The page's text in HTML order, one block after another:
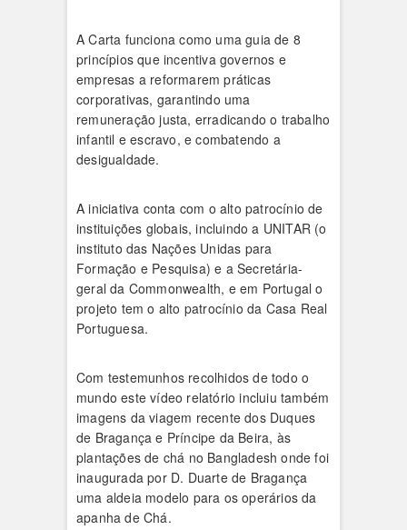
A Carta funciona como uma guia de 8
princípios que incentiva governos e
empresas a reformarem práticas
corporativas, garantindo uma
remuneração justa, erradicando o trabalho
infantil e escravo, e combatendo a
desigualdade.
A iniciativa conta com o alto patrocínio de
instituições globais, incluindo a UNITAR (o
instituto das Nações Unidas para
Formação e Pesquisa) e a Secretária-
geral da Commonwealth, e em Portugal o
projeto tem o alto patrocínio da Casa Real
Portuguesa.
Com testemunhos recolhidos de todo o
mundo este vídeo relatório incluiu também
imagens da viagem recente dos Duques
de Bragança e Príncipe da Beira, às
plantações de chá no Bangladesh onde foi
inaugurada por D. Duarte de Bragança
uma aldeia modelo para os operários da
apanha de Chá.